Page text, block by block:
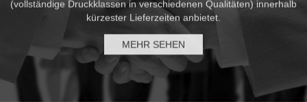
(vollständige Druckklassen in verschiedenen Qualitäten) innerhalb
kürzester Lieferzeiten anbietet.
MEHR SEHEN